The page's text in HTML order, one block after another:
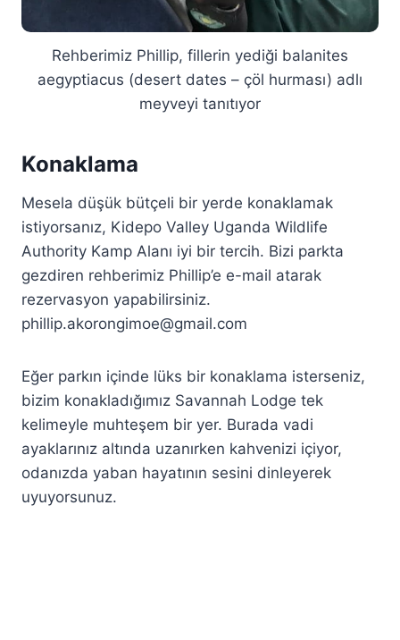
Rehberimiz Phillip, fillerin yediği balanites
aegyptiacus (desert dates – çöl hurması) adlı
meyveyi tanıtıyor
Konaklama
Mesela düşük bütçeli bir yerde konaklamak
istiyorsanız, Kidepo Valley Uganda Wildlife
Authority Kamp Alanı iyi bir tercih. Bizi parkta
gezdiren rehberimiz Phillip’e e-mail atarak
rezervasyon yapabilirsiniz.
phillip.akorongimoe@gmail.com
Eğer parkın içinde lüks bir konaklama isterseniz,
bizim konakladığımız Savannah Lodge tek
kelimeyle muhteşem bir yer. Burada vadi
ayaklarınız altında uzanırken kahvenizi içiyor,
odanızda yaban hayatının sesini dinleyerek
uyuyorsunuz.